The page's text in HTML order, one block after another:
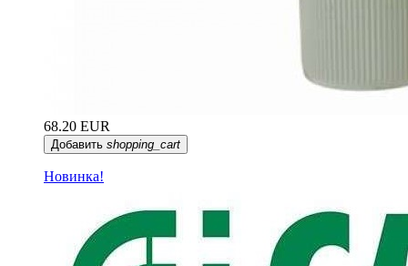
68.20 EUR
Добавить shopping_cart
Новинка!